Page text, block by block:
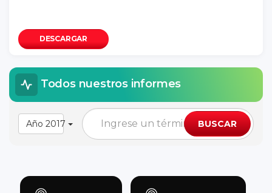
DESCARGAR
Todos nuestros informes
Año 2017 BUSCAR